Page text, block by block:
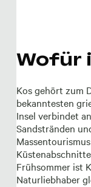
Wofür
Kos gehört zum
bekanntesten
Insel verbindet
Sandstränden
Frühsommer ist
Naturliebhaber